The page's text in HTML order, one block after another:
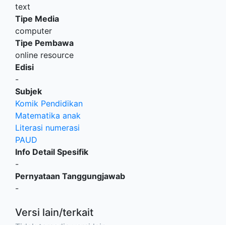
text
Tipe Media
computer
Tipe Pembawa
online resource
Edisi
-
Subjek
Komik Pendidikan
Matematika anak
Literasi numerasi
PAUD
Info Detail Spesifik
-
Pernyataan Tanggungjawab
-
Versi lain/terkait